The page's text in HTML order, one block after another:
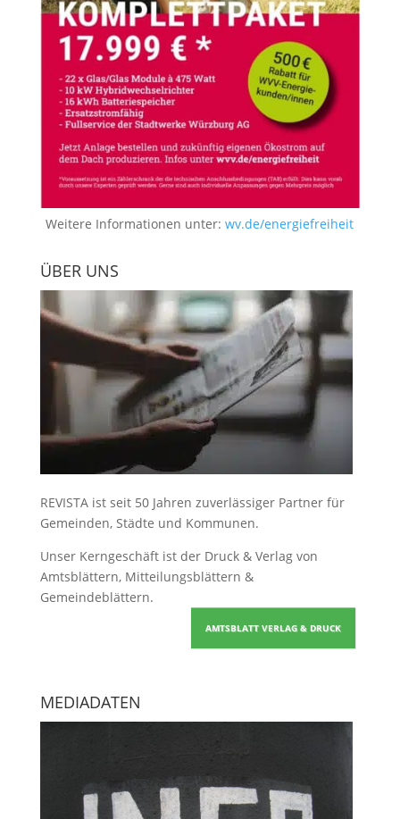
Weitere Informationen unter:wv.de/energiefreiheit
ÜBER UNS
REVISTA ist seit 50 Jahren zuverlässiger Partner für
Gemeinden, Städte und Kommunen.
Unser Kerngeschäft ist der Druck & Verlag von
Amtsblättern, Mitteilungsblättern &
Gemeindeblättern.
AMTSBLATT VERLAG & DRUCK
MEDIADATEN